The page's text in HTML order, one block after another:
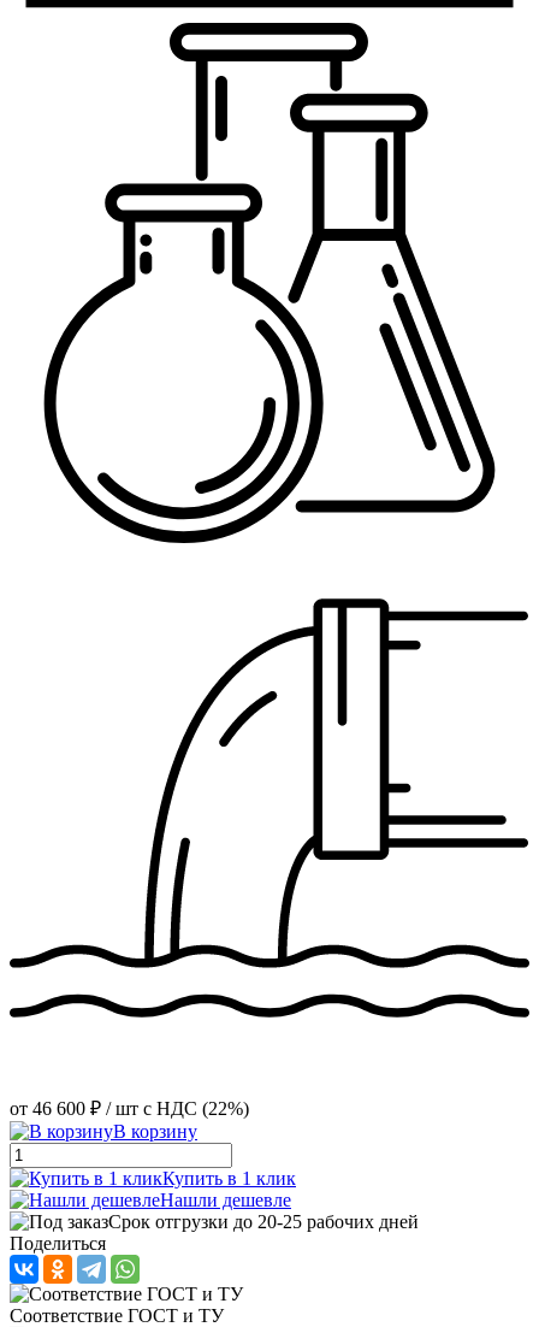
от 46 600 ₽ / шт с НДС (22%)
В корзину
Купить в 1 клик
Нашли дешевле
Срок отгрузки до 20-25 рабочих дней
Поделиться
Соответствие ГОСТ и ТУ